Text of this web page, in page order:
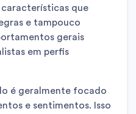
que
e tampouco
gerais
em perfis
é geralmente focado
e sentimentos. Isso